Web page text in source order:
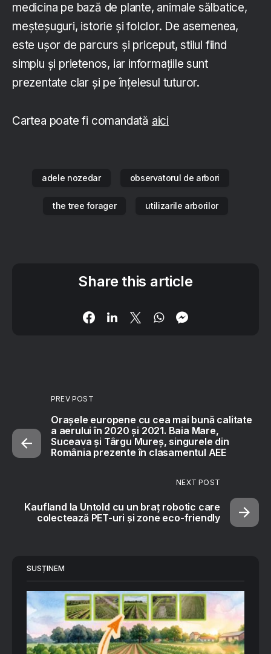
medicina pe bază de plante, animale sălbatice,
meșteșuguri, istorie și folclor. De asemenea,
este ușor de parcurs și priceput, stilul fiind
simplu și prietenos, iar informațiile sunt
prezentate clar și pe înțelesul tuturor.
Cartea poate fi comandată aici
adele nozedar observatorul de arbori
the tree forager utilizarile arborilor
Share this article
PREV POST
Orașele europene cu cea mai bună calitate
a aerului în 2020 și 2021. Baia Mare,
Suceava și Târgu Mureș, singurele din
România prezente în clasamentul AEE
NEXT POST
Kaufland la Untold cu un braț robotic care
colectează PET-uri și zone eco-friendly
SUSȚINEM